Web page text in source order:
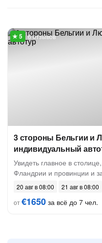
6 отзывов
3 стороны Бельгии и
индивидуальный
Увидеть главное в
Фландрии и провинции и
20 авг в 08:00
21 авг в 08:00
от€1650 за всё до 7 чел.